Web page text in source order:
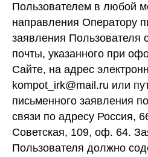
Пользователем в любой
направления Оператору
заявления Пользователя
почты, указанного при
Сайте, на адрес
kompot_irk@mail.ru или
письменного заявления
связи по адресу Россия,
Советская, 109, оф. 64.
Пользователя должно